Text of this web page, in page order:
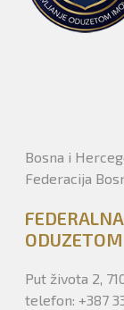
Bosna i
Federacija
Put života 2,
telefon: +387